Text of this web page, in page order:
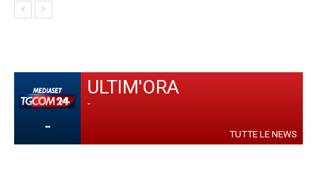
-
ULTIM'ORA
-
TUTTE LE NEWS